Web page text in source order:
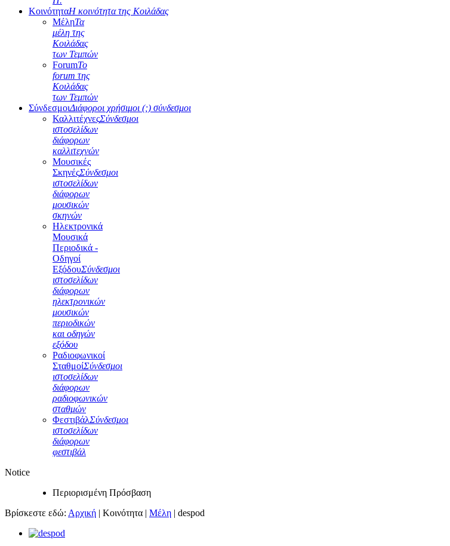
ΚοινότηταΗ κοινότητα της Κοιλάδας
ΜέληΤα
μέλη της
Κοιλάδας
των Τεμπών
ForumΤο
forum της
Κοιλάδας
των Τεμπών
ΣύνδεσμοιΔιάφοροι χρήσιμοι (;) σύνδεσμοι
ΚαλλιτέχνεςΣύνδεσμοι
ιστοσελίδων
διάφορων
καλλιτεχνών
Μουσικές
ΣκηνέςΣύνδεσμοι
ιστοσελίδων
διάφορων
μουσικών
σκηνών
Ηλεκτρονικά
Μουσικά
Περιοδικά -
Οδηγοί
ΕξόδουΣύνδεσμοι
ιστοσελίδων
διάφορων
ηλεκτρονικών
μουσικών
περιοδικών
και οδηγών
εξόδου
Ραδιοφωνικοί
ΣταθμοίΣύνδεσμοι
ιστοσελίδων
διάφορων
ραδιοφωνικών
σταθμών
ΦεστιβάλΣύνδεσμοι
ιστοσελίδων
διάφορων
φεστιβάλ
Notice
Περιορισμένη Πρόσβαση
Βρίσκεστε εδώ: Αρχική | Κοινότητα | Μέλη | despod